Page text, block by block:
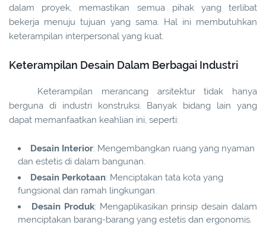
dalam proyek, memastikan semua pihak yang terlibat
bekerja menuju tujuan yang sama. Hal ini membutuhkan
keterampilan interpersonal yang kuat.
Keterampilan Desain Dalam Berbagai Industri
Keterampilan merancang arsitektur tidak hanya
berguna di industri konstruksi. Banyak bidang lain yang
dapat memanfaatkan keahlian ini, seperti:
Desain Interior: Mengembangkan ruang yang nyaman
dan estetis di dalam bangunan.
Desain Perkotaan: Menciptakan tata kota yang
fungsional dan ramah lingkungan.
Desain Produk: Mengaplikasikan prinsip desain dalam
menciptakan barang-barang yang estetis dan ergonomis.